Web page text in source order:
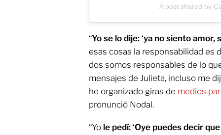
A post shared by
“Yo se lo dije: ‘ya no siento amor,
esas cosas la responsabilidad es
dos somos responsables de lo
mensajes de Julieta, incluso me
he organizado giras de medios
pronunció Nodal.
“Yo le pedí: ‘Oye puedes decir